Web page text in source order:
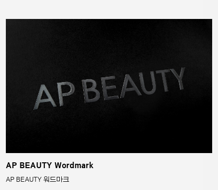
AP BEAUTY Wordmark
AP BEAUTY 워드마크